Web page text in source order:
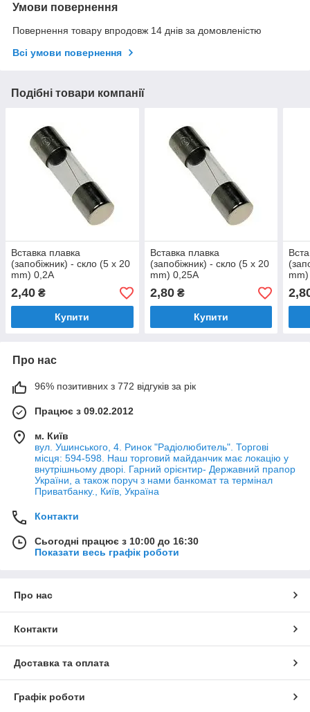
Умови повернення
Повернення товару впродовж 14 днів за домовленістю
Всі умови повернення
Подібні товари компанії
Вставка плавка
(запобіжник) - скло (5 x 20
mm) 0,2A
2,40 ₴
Купити
Вставка плавка
(запобіжник) - скло (5 x 20
mm) 0,25A
2,80₴
Купити
Про нас
96% позитивних з 772 відгуків за рік
Працює з 09.02.2012
м. Київ
вул. Ушинського, 4. Ринок "Радіолюбитель". Торгові
місця: 594-598. Наш торговий майданчик має локацію у
внутрішньому дворі. Гарний орієнтир- Державний прапор
України, а також поруч з нами банкомат та термінал
Приватбанку., Київ, Україна
Контакти
Сьогодні працює з 10:00 до 16:30
Показати весь графік роботи
Про нас
Контакти
Доставка та оплата
Графік роботи